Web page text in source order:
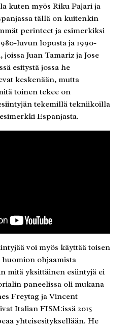
kuten myös Riku Pajari ja
tällä on kuitenkin
perinteet ja esimerkiksi
luvun lopusta ja 1990-
Juan Tamariz ja Jose
esitystä jossa he
keskenään, mutta
toinen tekee on
tekemillä tekniikoilla
Espanjasta.
voi myös käyttää toisen
ohjaamista
mitä yksittäinen esiintyjä ei
paneelissa oli mukana
Freytag ja Vincent
Italian FISM:issä 2015
yhteisesityksellään. He